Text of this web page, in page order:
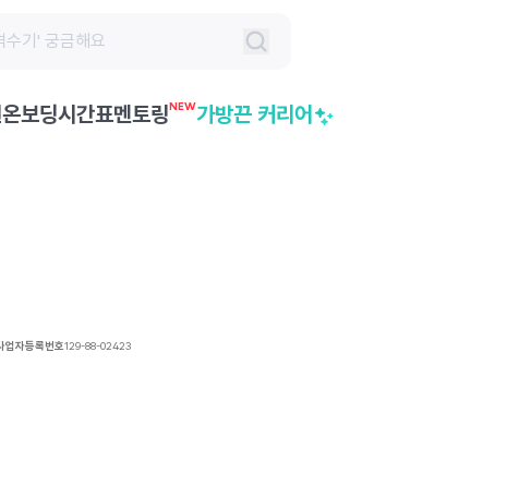
보딩시간표멘토링NEW가방끈 커리어
업자등록번호129-88-02423